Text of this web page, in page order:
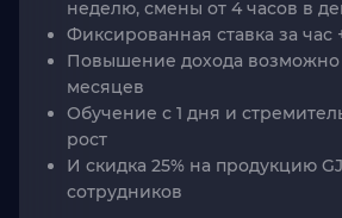
неделю, смены от 4 часов в
Фиксированная ставка за час
Повышение дохода возможно
месяцев
Обучение с 1 дня и
рост
И скидка 25% на продукцию
сотрудников